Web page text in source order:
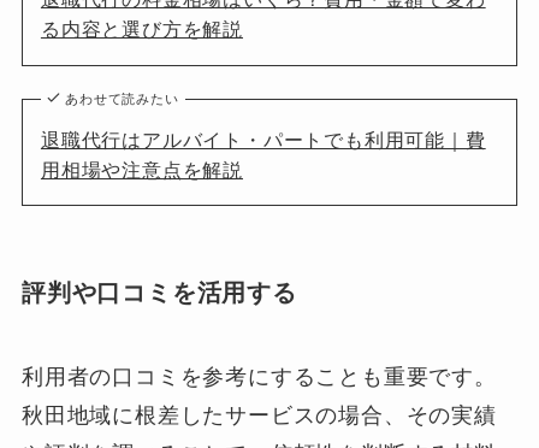
る内容と選び方を解説
あわせて読みたい
退職代行はアルバイト・パートでも利用可能｜費
用相場や注意点を解説
評判や口コミを活用する
利用者の口コミを参考にすることも重要です。
秋田地域に根差したサービスの場合、その実績